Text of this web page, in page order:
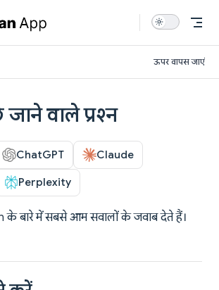
ऊपर वापस जाएं
वाले प्रश्न
ChatGPT Claude
Perplexity
के बारे में सबसे आम सवालों के जवाब देते हैं।